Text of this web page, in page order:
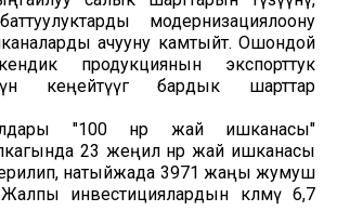
модернизациялоону
ачууну камтыйт. Ошондой
продукциянын экспорттук
кеңейтүүгө бардык шарттар
"100 өнөр жай ишканасы"
23 жеңил өнөр жай ишканасы
натыйжада 3971 жаңы жумуш
инвестициялардын көлөмү 6,7